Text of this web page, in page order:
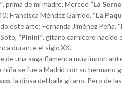
, prima de mi madre; Merced “La
Francisca Méndez Garrido, “La
este arte; Fernanda Jiménez Peña,
“Pinini”, gitano carnicero nacido
durante el siglo XX.
una saga flamenca muy
se fue a Madrid con su hermano
, la diosa del baile gitano. Pero de